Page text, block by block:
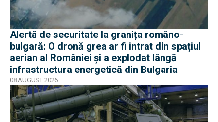
Alertă de securitate la granița româno-
bulgară: O dronă grea ar fi intrat din spațiul
aerian al României și a explodat lângă
infrastructura energetică din Bulgaria
08 AUGUST 2026